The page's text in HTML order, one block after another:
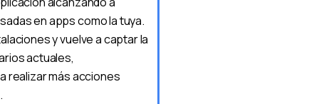
en apps como la tuya.
y vuelve a captar la
actuales,
realizar más acciones